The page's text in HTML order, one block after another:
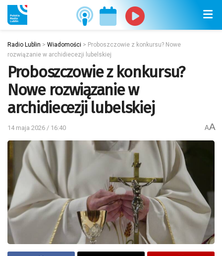
Radio Lublin > Wiadomości > Proboszczowie z konkursu? Nowe
rozwiązanie w archidiecezji lubelskiej
Proboszczowie z konkursu?
Nowe rozwiązanie w
archidiecezji lubelskiej
14 maja 2026 / 16:40 AA